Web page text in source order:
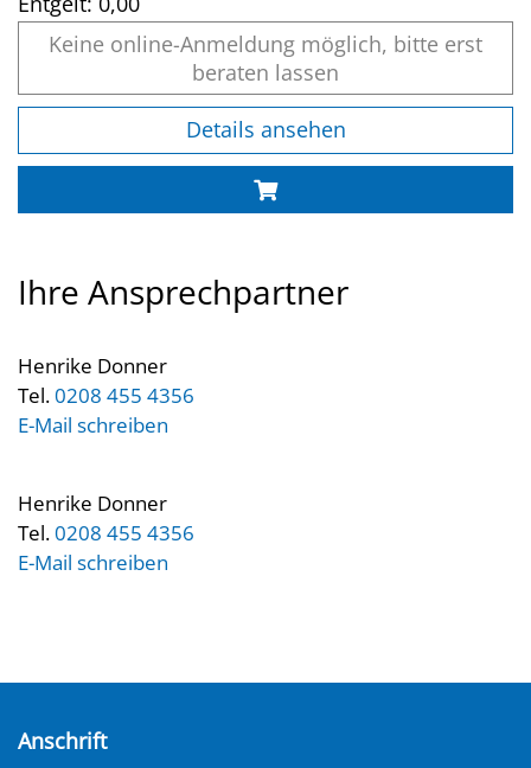
Keine online-Anmeldung möglich, bitte erst
beraten lassen
Details ansehen
Ihre Ansprechpartner
Henrike Donner
Tel.0208 455 4356
E-Mail schreiben
Henrike Donner
Tel.0208 455 4356
E-Mail schreiben
Anschrift